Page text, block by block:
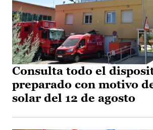
Consulta todo el
preparado con motivo
solar del 12 de agosto